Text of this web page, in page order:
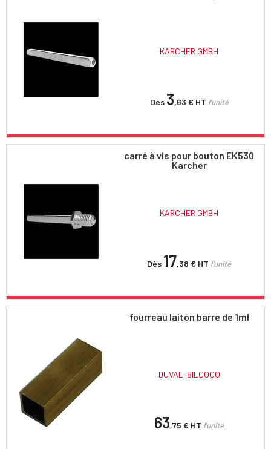
KARCHER GMBH
Dès 3,63 € HT l'unité
carré à vis pour bouton EK530
Karcher
KARCHER GMBH
Dès 17,38 € HT l'unité
fourreau laiton barre de 1ml
DUVAL-BILCOCQ
63,75 € HT l'unité